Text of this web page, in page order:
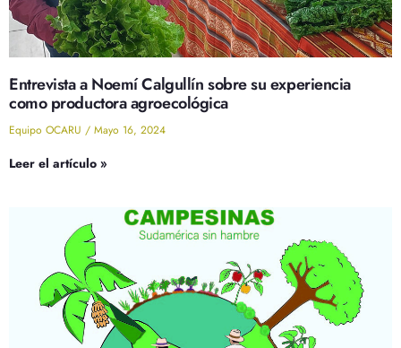
Entrevista a Noemí Calgullín sobre su experiencia
como productora agroecológica
Equipo OCARU Mayo 16, 2024
Leer el artículo »